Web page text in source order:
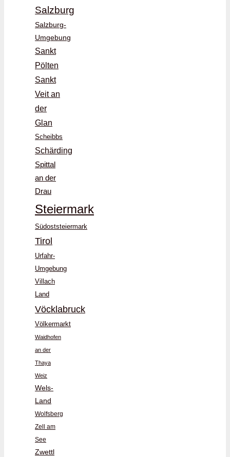
Salzburg
Salzburg-
Umgebung
Sankt
Pölten
Sankt
Veit an
der
Glan
Scheibbs
Schärding
Spittal
an der
Drau
Steiermark
Südoststeiermark
Tirol
Urfahr-
Umgebung
Villach
Land
Vöcklabruck
Völkermarkt
Waidhofen
an der
Thaya
Weiz
Wels-
Land
Wolfsberg
Zell am
See
Zwettl